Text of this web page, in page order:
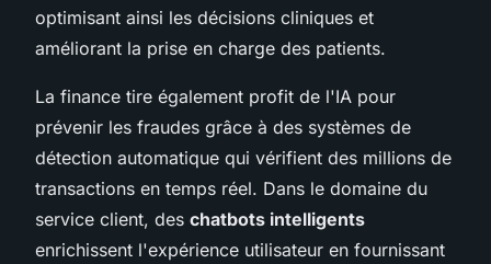
optimisant ainsi les décisions cliniques et
améliorant la prise en charge des patients.
La finance tire également profit de l'IA pour
prévenir les fraudes grâce à des systèmes de
détection automatique qui vérifient des millions de
transactions en temps réel. Dans le domaine du
service client, des chatbots intelligents
enrichissent l'expérience utilisateur en fournissant